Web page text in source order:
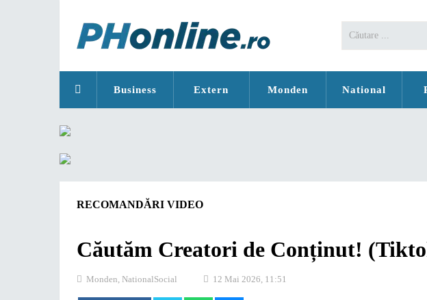
Business Extern Monden National
RECOMANDĂRI VIDEO
Căutăm Creatori de Conținut!
Monden, NationalSocial 12 Mai 2026, 11:51